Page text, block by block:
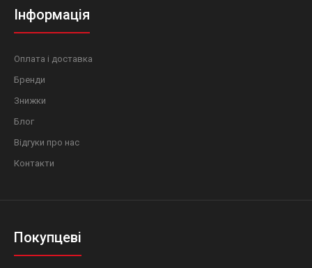
Інформація
Оплата і доставка
Бренди
Знижки
Блог
Відгуки про нас
Контакти
Покупцеві